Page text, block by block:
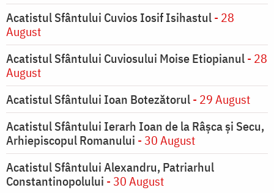
Acatistul Sfântului Cuvios Iosif Isihastul- 28
August
Acatistul Sfântului Cuviosului Moise Etiopianul- 28
August
Acatistul Sfântului Ioan Botezătorul- 29 August
Acatistul Sfântului Ierarh Ioan de la Râşca şi Secu,
Arhiepiscopul Romanului - 30 August
Acatistul Sfântului Alexandru, Patriarhul
Constantinopolului - 30 August